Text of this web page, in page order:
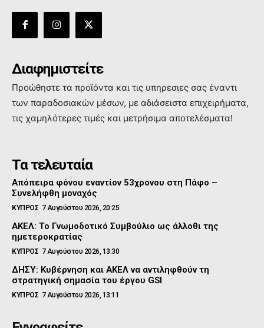
Διαφημιστείτε
Προώθηστε τα προϊόντα και τις υπηρεσιες σας έναντι
των παραδοσιακών μέσων, με αδιάσειστα επιχειρήματα,
τις χαμηλότερες τιμές και μετρήσιμα αποτελέσματα!
Τα τελευταία
Απόπειρα φόνου εναντίον 53χρονου στη Πάφο –
Συνελήφθη μοναχός
ΚΥΠΡΟΣ 7 Αυγούστου 2026, 20:25
ΑΚΕΛ: Το Γνωμοδοτικό Συμβούλιο ως άλλοθι της
ημετεροκρατίας
ΚΥΠΡΟΣ 7 Αυγούστου 2026, 13:30
ΔΗΣΥ: Κυβέρνηση και ΑΚΕΛ να αντιληφθούν τη
στρατηγική σημασία του έργου GSI
ΚΥΠΡΟΣ 7 Αυγούστου 2026, 13:11